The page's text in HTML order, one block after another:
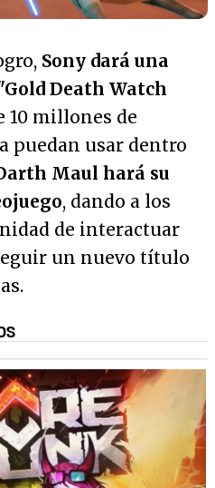
Sony dará una
Death Watch
10 millones de
puedan usar dentro
Maul hará su
, dando a los
de interactuar
un nuevo título